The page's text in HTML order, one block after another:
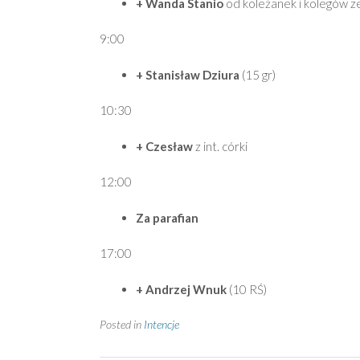
+ Wanda Stanio od koleżanek i kolegów
9:00
+ Stanisław Dziura (15 gr)
10:30
+ Czesław z int. córki
12:00
Za parafian
17:00
+ Andrzej Wnuk (10 RŚ)
Posted in Intencje